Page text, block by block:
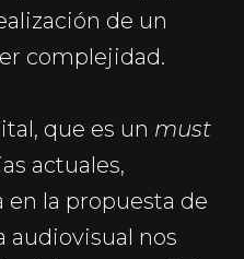
de un
complejidad.
que es un must
actuales,
la propuesta de
audiovisual nos